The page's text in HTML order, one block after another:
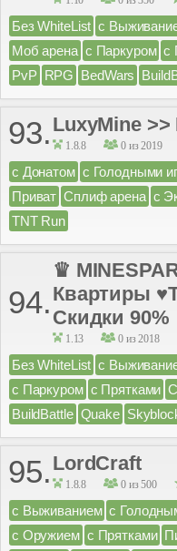
Без WhiteList с
Моб арена с Паркуром с
PvP RPG BedWars
93. LuxyMine >>
1.8.8 0 из 2019
с Донатом с Голодными
Приват Сплиф арена с
TNT Run
94.
♛
Квартиры
Скидки 90%
1.13 0 из 2018
Без WhiteList с
с Паркуром с Прятками
BuildBattle Quake
95. LordCraft
1.8.8 0 из 500
с Выживанием с
с Оружием с Прятками